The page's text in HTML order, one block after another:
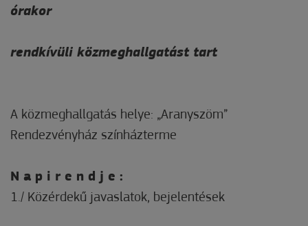
órakor
rendkívüli közmeghallgatást tart
A közmeghallgatás helye: „Aranyszöm”
Rendezvényház színházterme
N a p i r e n d j e :
1./ Közérdekű javaslatok, bejelentések